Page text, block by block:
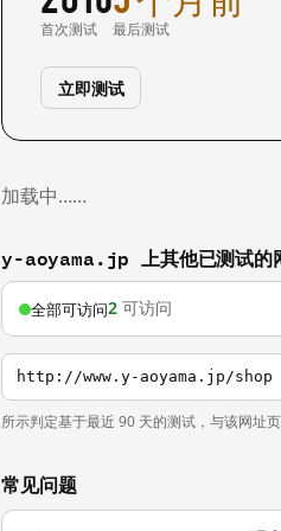
首次测试 最后测试
立即测试
加载中……
y-aoyama.jp 上其他已测试的
全部可访问2 可访问
http://www.y-aoyama.jp/shop
所示判定基于最近 90 天的测试，与该网址页
常见问题